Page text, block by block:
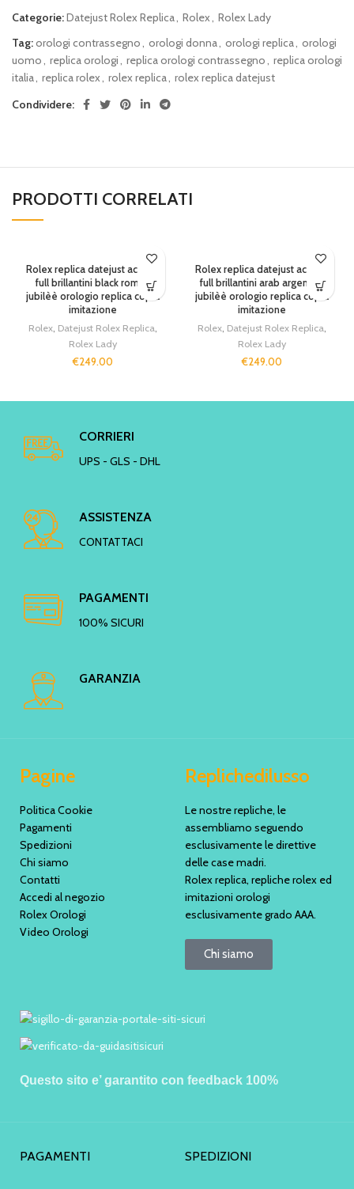
Categorie:Datejust Rolex Replica Rolex
Rolex Lady
Tag:orologi contrassegno orologi donna orologi replica orologi
uomo
replica orologi replica orologi contrassegno
replica orologi
italia replica rolex rolex replica rolex replica datejust
Condividere:
PRODOTTI CORRELATI
Rolex replica datejust acciaio
full brillantini black roman
jubilèè orologio replica copia
imitazione
Rolex, Datejust Rolex Replica
Rolex Lady
€249.00
Rolex replica datejust acciaio
full brillantini arab argentèè
jubilèè orologio replica copia
imitazione
Rolex, Datejust Rolex Replica
Rolex Lady
€249.00
CORRIERI
UPS - GLS - DHL
ASSISTENZA
CONTATTACI
PAGAMENTI
100% SICURI
GARANZIA
Pagine
Politica Cookie
Pagamenti
Spedizioni
Chi siamo
Contatti
Accedi al negozio
Rolex Orologi
Video Orologi
Replichedilusso
Le nostre repliche, le
assembliamo seguendo
esclusivamente le direttive
delle case madri.
Rolex replica, repliche rolex ed
imitazioni orologi
esclusivamente grado AAA.
Chi siamo
Questo sito e’ garantito con feedback 100%
PAGAMENTI SPEDIZIONI